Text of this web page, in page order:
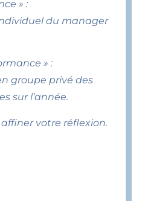
» :
du manager
» :
groupe privé des
sur l’année.
votre réflexion.